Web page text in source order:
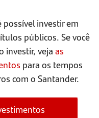
possível investir em
públicos. Se você
investir, vejaas
para os tempos
com o Santander.